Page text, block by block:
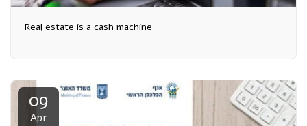
Real estate is a cash machine
09
Apr